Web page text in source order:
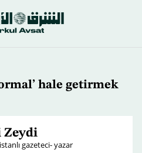
hale getirmek
Zeydi
gazeteci- yazar